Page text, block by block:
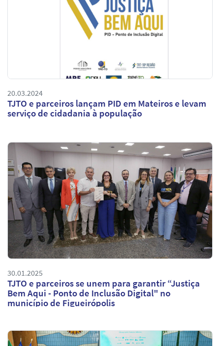
20.03.2024
TJTO e parceiros lançam PID em Mateiros e levam
serviço de cidadania à população
30.01.2025
TJTO e parceiros se unem para garantir “Justiça
Bem Aqui - Ponto de Inclusão Digital" no
município de Figueirópolis